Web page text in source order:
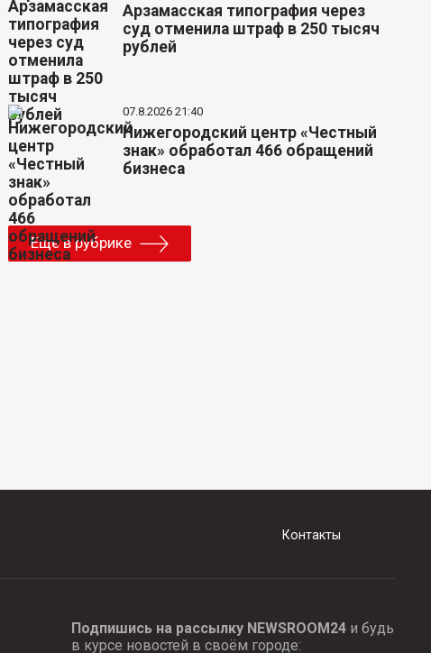
Арзамасская типография через
суд отменила штраф в 250 тысяч
рублей
07.8.2026 21:40
Нижегородский центр «Честный
знак» обработал 466 обращений
бизнеса
Еще в рубрике
Контакты
Подпишись на рассылку NEWSROOM24и будь
в курсе новостей в своём городе: